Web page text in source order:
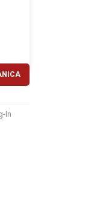
In